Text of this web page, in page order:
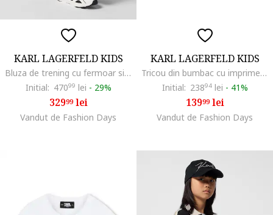
KARL LAGERFELD KIDS
Bluza de trening cu fermoar si imprimeu logo, Negru/Alb optic
Initial: 47099 lei - 29%
32999lei
Vandut de Fashion Days
KARL LAGERFELD KIDS
Tricou din bumbac cu imprimeu logo, Negru/Alb murdar
Initial: 23894lei - 41%
13999lei
Vandut de Fashion Days